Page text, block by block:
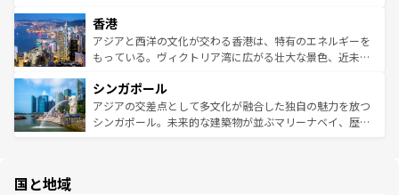
とつ。フォーやバインミー、ベトナムコーヒーなどは、ぜ
ひ現地で味わいたい。どの地域を訪れてもあたたかい人々
が旅行者を迎えてくれるので、きっと忘れられない旅にな
参照してほしい。
の活気が交差している。北部ではチェンマイなどの山岳地
帯で自然と触れ合い、南部ではプーケットやクラビの美し
いビーチでリゾート気分を楽しむことができる。タイ料理
激する。気候は一年中温暖で、どの季節にも異なる楽しみ
が待っている。親しみやすいタイの人々、仏教を中心とし
た文化、そして多様な観光資源が、訪れる旅人を魅了し続
香港
アジアと西洋の文化が交わる香港は、特有のエネルギーを
もっている。ヴィクトリア湾に広がる壮大な景色、近未来
み、どこを訪れても感動するはず。観光スポットが密集し
ており、効率よく見どころを回れるのも魅力。息をのむよ
うな絶景から文化的な体験まで、香港を存分に楽しみ尽く
シンガポール
アジアの交差点として多文化が融合した独自の魅力を放つ
シンガポール。未来的な建築物が並ぶマリーナベイ、歴史
国と地域